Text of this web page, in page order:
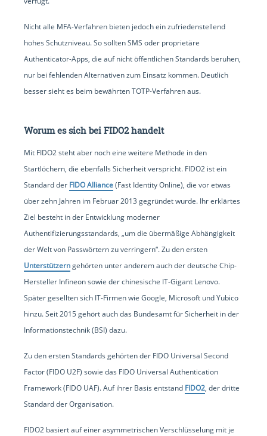
Nicht alle MFA-Verfahren bieten jedoch ein zufriedenstellend
hohes Schutzniveau. So sollten SMS oder proprietäre
Authenticator-Apps, die auf nicht öffentlichen Standards beruhen,
nur bei fehlenden Alternativen zum Einsatz kommen. Deutlich
besser sieht es beim bewährten TOTP-Verfahren aus.
Worum es sich bei FIDO2 handelt
Mit FIDO2 steht aber noch eine weitere Methode in den
Startlöchern, die ebenfalls Sicherheit verspricht. FIDO2 ist ein
Standard der FIDO Alliance(Fast Identity Online), die vor etwas
über zehn Jahren im Februar 2013 gegründet wurde. Ihr erklärtes
Ziel besteht in der Entwicklung moderner
Authentifizierungsstandards, „um die übermäßige Abhängigkeit
der Welt von Passwörtern zu verringern“. Zu den ersten
Unterstützerngehörten unter anderem auch der deutsche Chip-
Hersteller Infineon sowie der chinesische IT-Gigant Lenovo.
Später gesellten sich IT-Firmen wie Google, Microsoft und Yubico
hinzu. Seit 2015 gehört auch das Bundesamt für Sicherheit in der
Informationstechnik (BSI) dazu.
Zu den ersten Standards gehörten der FIDO Universal Second
Factor (FIDO U2F) sowie das FIDO Universal Authentication
Framework (FIDO UAF). Auf ihrer Basis entstand FIDO2, der dritte
Standard der Organisation.
FIDO2 basiert auf einer asymmetrischen Verschlüsselung mit je